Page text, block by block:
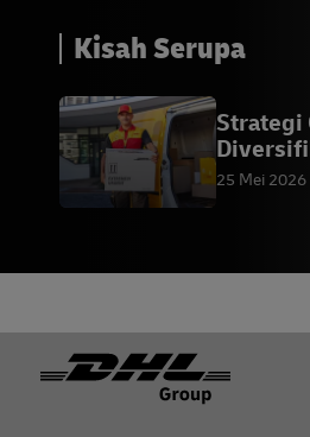
Kisah Serupa
Strategi
Pasok
25 Mei 2026
Footer